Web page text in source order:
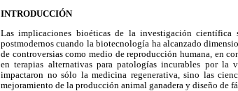
INTRODUCCIÓN
Las implicaciones bioéticas de la investigación
postmodernos cuando la biotecnología ha alcanzado
de controversias como medio de reproducción humana, en
en terapias alternativas para patologías incurables por la
impactaron no sólo la medicina regenerativa, sino las
mejoramiento de la producción animal ganadera y diseño de